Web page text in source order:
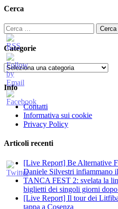
Cerca
Ricerca
per:
Categorie
Categorie
Info
Contatti
Informativa sui cookie
Privacy Policy
Articoli recenti
[Live Report] Be Alternative
Daniele Silvestri infiammano
TANCA FEST 2: svelata la
biglietti dei singoli giorni
[Live Report] Il tour dei
tappa a Cosenza